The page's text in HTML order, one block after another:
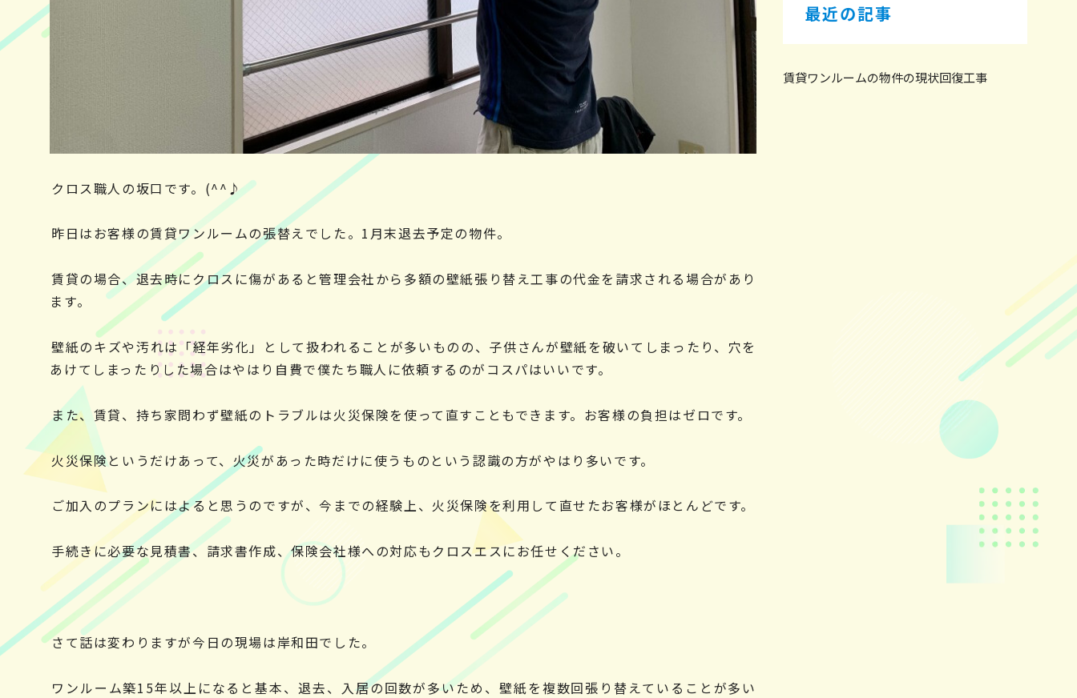
クロス職人の坂口です。(^^♪
昨日はお客様の賃貸ワンルームの張替えでした。1月末退去予定の物件。
賃貸の場合、退去時にクロスに傷があると管理会社から多額の壁紙張り替え工事の代金を請求される場合があり
ます。
壁紙のキズや汚れは「経年劣化」として扱われることが多いものの、子供さんが壁紙を破いてしまったり、穴を
あけてしまったりした場合はやはり自費で僕たち職人に依頼するのがコスパはいいです。
また、賃貸、持ち家問わず壁紙のトラブルは火災保険を使って直すこともできます。お客様の負担はゼロです。
火災保険というだけあって、火災があった時だけに使うものという認識の方がやはり多いです。
ご加入のプランにはよると思うのですが、今までの経験上、火災保険を利用して直せたお客様がほとんどです。
手続きに必要な見積書、請求書作成、保険会社様への対応もクロスエスにお任せください。
さて話は変わりますが今日の現場は岸和田でした。
ワンルーム築15年以上になると基本、退去、入居の回数が多いため、壁紙を複数回張り替えていることが多い
最近の記事
賃貸ワンルームの物件の現状回復工事